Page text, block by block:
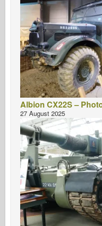
Albion CX22S –
27 August 2025